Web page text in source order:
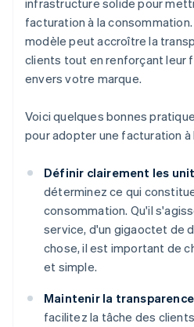
infrastructure solide pour
facturation à la
modèle peut accroître la
clients tout en renforçant leur
envers votre marque.
Voici quelques bonnes
pour adopter une facturation à
Définir clairement les
déterminez ce qui
consommation. Qu'il
service, d'un gigaoctet de
chose, il est important de
et simple.
Maintenir la
facilitez la tâche des